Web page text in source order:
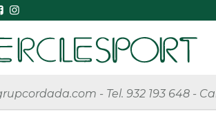
- Tel. 932 193 648 -